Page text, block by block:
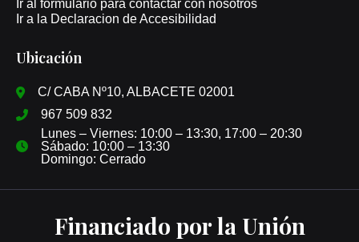
Ir al formulario para contactar con nosotros
Ir a la Declaracion de Accesibilidad
Ubicación
C/ CABA Nº10, ALBACETE 02001
967 509 832
Lunes – Viernes: 10:00 – 13:30, 17:00 – 20:30
Sábado: 10:00 – 13:30
Domingo: Cerrado
Financiado por la Unión